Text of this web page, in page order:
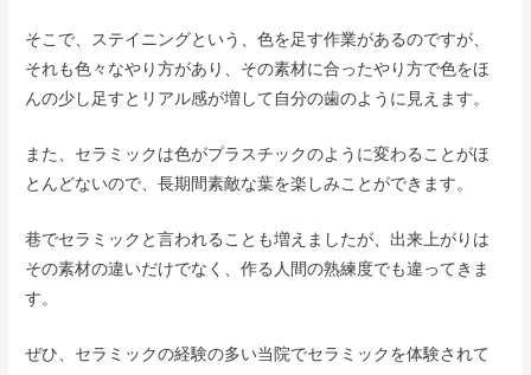
そこで、ステイニングという、色を足す作業があるのですが、
それも色々なやり方があり、その素材に合ったやり方で色をほ
んの少し足すとリアル感が増して自分の歯のように見えます。
また、セラミックは色がプラスチックのように変わることがほ
とんどないので、長期間素敵な葉を楽しみことができます。
巷でセラミックと言われることも増えましたが、出来上がりは
その素材の違いだけでなく、作る人間の熟練度でも違ってきま
す。
ぜひ、セラミックの経験の多い当院でセラミックを体験されて